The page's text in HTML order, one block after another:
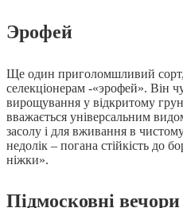
Эрофей
Ще один приголомшливий сорт,
селекціонерам -«эрофей». Він
вирощування у відкритому
вважається універсальним
засолу і для вживання в
недолік – погана стійкість до
ніжки».
Підмосковні